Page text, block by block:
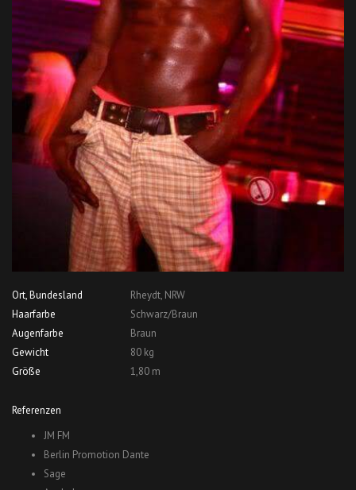
Ort, Bundesland
Rheydt, NRW
Haarfarbe
Schwarz/Braun
Augenfarbe
Braun
Gewicht
80 kg
Größe
1,80 m
Referenzen
JM FM
Berlin Promotion Dante
Sage